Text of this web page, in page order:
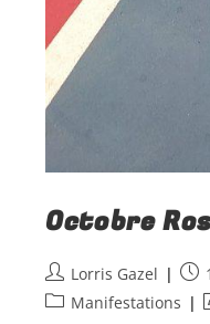
Octobre
Lorris Gazel
Manifestations